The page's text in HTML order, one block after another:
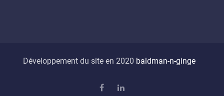
Développement du site en 2020 baldman-n-ginge